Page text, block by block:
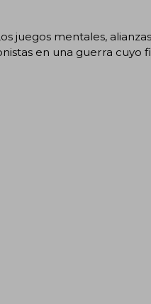
juegos mentales,
en una guerra cuyo